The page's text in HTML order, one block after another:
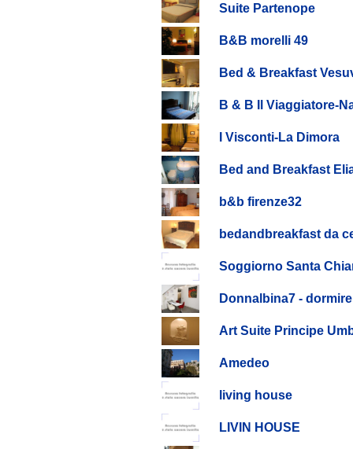
Suite Partenope
B&B morelli 49
Bed & Breakfast
B & B Il Viaggiatore-
I Visconti-La Dimora
Bed and Breakfast
b&b firenze32
bedandbreakfast da
Soggiorno Santa
Donnalbina7 -
Art Suite Principe
Amedeo
living house
LIVIN HOUSE